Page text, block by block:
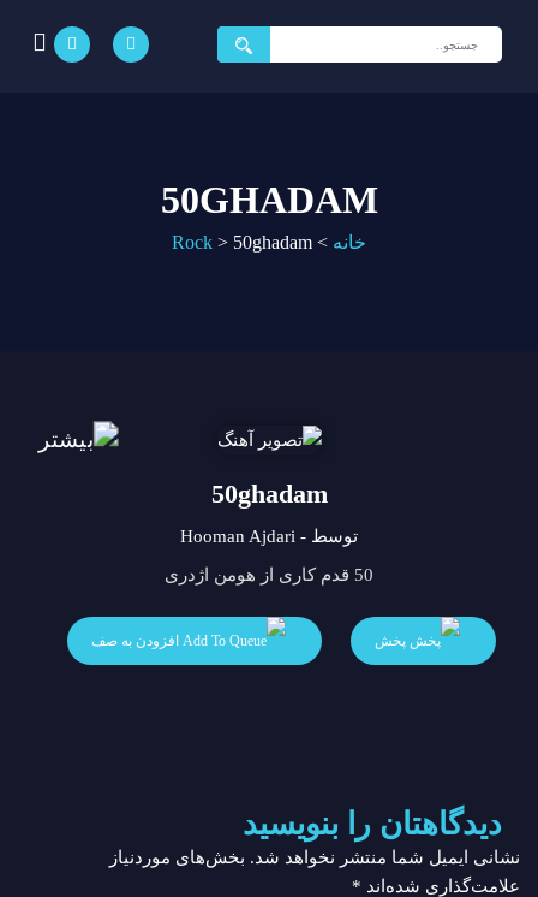
جستجو
برای:
50GHADAM
خانه >
Rock > 50ghadam
50ghadam
توسط - Hooman Ajdari
50 قدم کاری از هومن اژدری
پخش افزودن به صف
دیدگاهتان را بنویسید
نشانی ایمیل شما منتشر نخواهد شد. بخش‌های موردنیاز
علامت‌گذاری شده‌اند *